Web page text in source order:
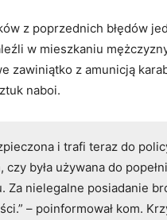
z poprzednich błędów
w mieszkaniu
zawiniątko z amunicją
naboi.
i trafi teraz do
czy była używana do
Za nielegalne posiadanie
– poinformował kom.